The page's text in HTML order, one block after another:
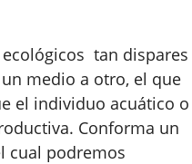
tan dispares
medio a otro, el que
el individuo acuático o
Conforma un
cual podremos